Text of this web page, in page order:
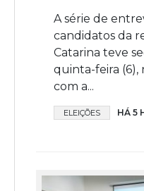
A série de
candidatos da
Catarina teve
quinta-feira (6),
com a...
ELEIÇÕES HÁ 5